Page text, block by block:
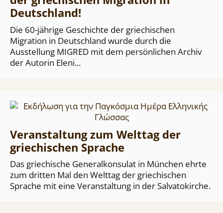
Deutschland!
Die 60-jährige Geschichte der griechischen
Migration in Deutschland wurde durch die
Ausstellung MIGRED mit dem persönlichen Archiv
der Autorin Eleni...
Veranstaltung zum Welttag der
griechischen Sprache
Das griechische Generalkonsulat in München ehrte
zum dritten Mal den Welttag der griechischen
Sprache mit eine Veranstaltung in der Salvatokirche.